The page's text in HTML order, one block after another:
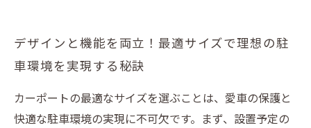
デザインと機能を両立！最適サイズで理想の駐
車環境を実現する秘訣
カーポートの最適なサイズを選ぶことは、愛車の保護と
快適な駐車環境の実現に不可欠です。まず、設置予定の